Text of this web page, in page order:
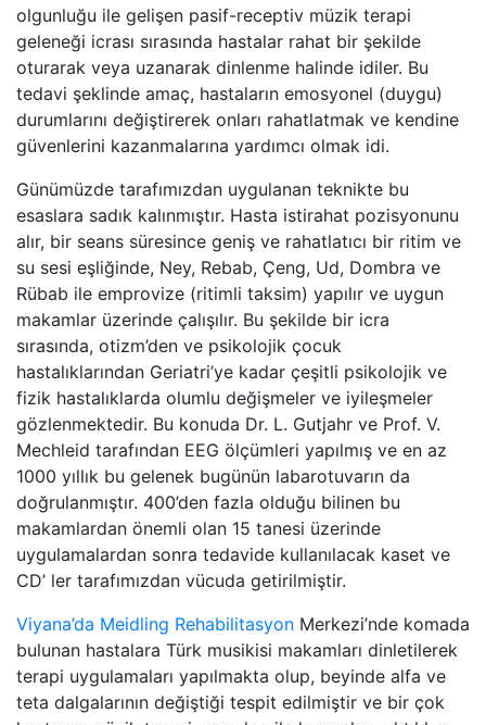
olgunluğu ile gelişen pasif-receptiv müzik terapi
geleneği icrası sırasında hastalar rahat bir şekilde
oturarak veya uzanarak dinlenme halinde idiler. Bu
tedavi şeklinde amaç, hastaların emosyonel (duygu)
durumlarını değiştirerek onları rahatlatmak ve kendine
güvenlerini kazanmalarına yardımcı olmak idi.
Günümüzde tarafımızdan uygulanan teknikte bu
esaslara sadık kalınmıştır. Hasta istirahat pozisyonunu
alır, bir seans süresince geniş ve rahatlatıcı bir ritim ve
su sesi eşliğinde, Ney, Rebab, Çeng, Ud, Dombra ve
Rübab ile emprovize (ritimli taksim) yapılır ve uygun
makamlar üzerinde çalışılır. Bu şekilde bir icra
sırasında, otizm’den ve psikolojik çocuk
hastalıklarından Geriatri’ye kadar çeşitli psikolojik ve
fizik hastalıklarda olumlu değişmeler ve iyileşmeler
gözlenmektedir. Bu konuda Dr. L. Gutjahr ve Prof. V.
Mechleid tarafından EEG ölçümleri yapılmış ve en az
1000 yıllık bu gelenek bugünün labarotuvarın da
doğrulanmıştır. 400’den fazla olduğu bilinen bu
makamlardan önemli olan 15 tanesi üzerinde
uygulamalardan sonra tedavide kullanılacak kaset ve
CD’ ler tarafımızdan vücuda getirilmiştir.
Viyana’da Meidling Rehabilitasyon Merkezi’nde komada
bulunan hastalara Türk musikisi makamları dinletilerek
terapi uygulamaları yapılmakta olup, beyinde alfa ve
teta dalgalarının değiştiği tespit edilmiştir ve bir çok